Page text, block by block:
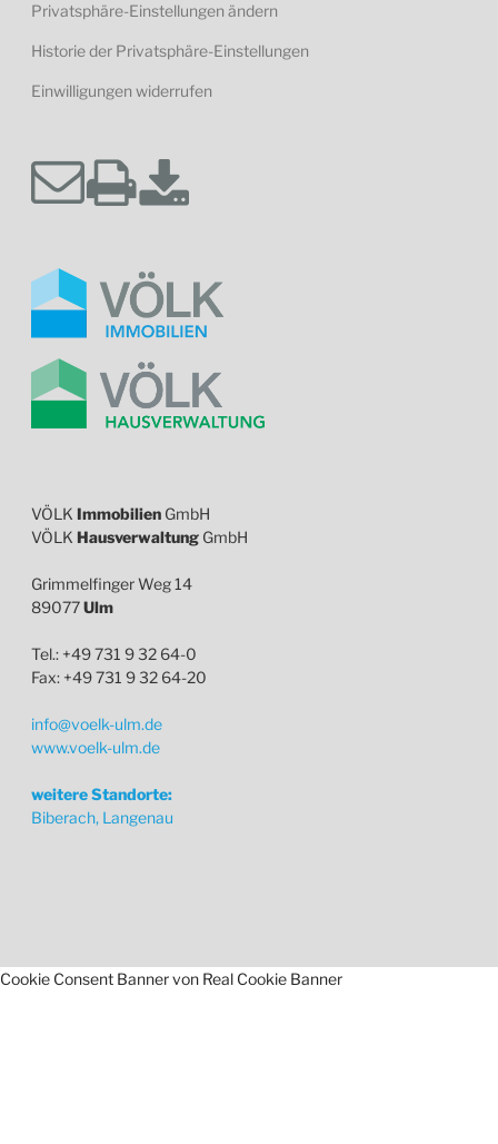
Privatsphäre-Einstellungen ändern
Historie der Privatsphäre-Einstellungen
Einwilligungen widerrufen
VÖLK Immobilien GmbH
VÖLK Hausverwaltung GmbH
Grimmelfinger Weg 14
89077Ulm
Tel.: +49 731 9 32 64-0
Fax: +49 731 9 32 64-20
info@voelk-ulm.de
www.voelk-ulm.de
weitere Standorte:
Biberach, Langenau
Cookie Consent Banner von Real Cookie Banner